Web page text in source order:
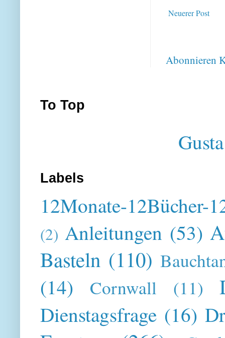
Neuerer Post
Abonnieren
To Top
Labels
12Monate-12Bücher-
(2) Anleitungen (53)
Basteln (110)
(14) Cornwall (11)
Dienstagsfrage (16)